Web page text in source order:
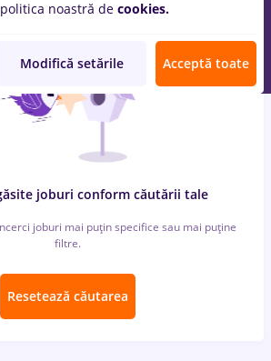
joburi conform căutării tale
joburi mai puțin specifice sau mai puține
filtre.
Resetează căutarea
noastră de cookies.
Modifică setările Acceptă toate